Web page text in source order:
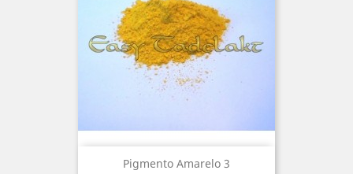
Pigmento Amarelo 3